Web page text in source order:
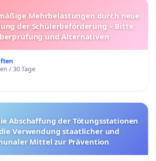
Mehrbelastungen durch neue
der Schülerbeförderung – Bitte
und Alternativen
/ 30 Tage
Verwendung staatlicher und
Mittel zur Prävention